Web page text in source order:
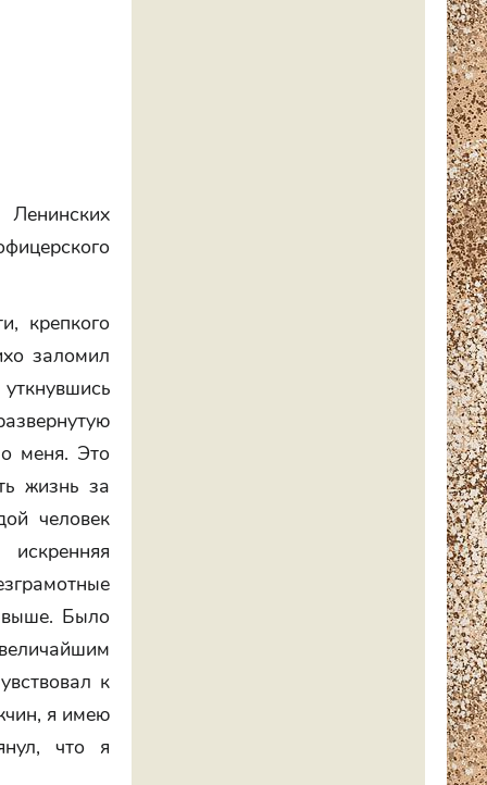
крепкого
заломил
меня. Это
жизнь за
человек
выше. Было
к
я имею
что я